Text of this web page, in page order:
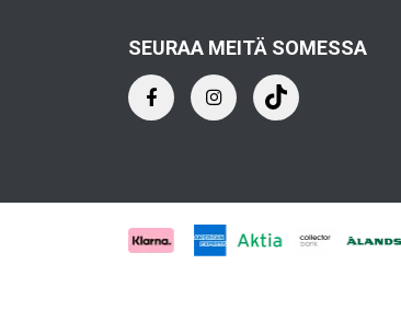
SEURAA MEITÄ SOMESSA